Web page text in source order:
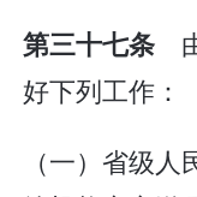
第三十七条
好下列工作：
（一）省级